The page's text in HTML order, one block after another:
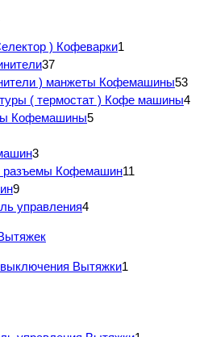
) Кофеварки1
37
) манжеты Кофемашины53
( термостат ) Кофе машины4
Кофемашины5
3
разъемы Кофемашин11
9
управления4
Вытяжки1